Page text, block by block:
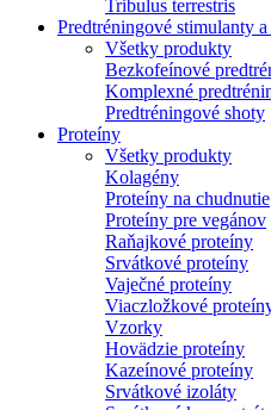
Tribulus terrestris
Predtréningové stimulanty
Všetky produkty
Bezkofeínové
Komplexné
Predtréningové shoty
Proteíny
Všetky produkty
Kolagény
Proteíny na chudnutie
Proteíny pre vegánov
Raňajkové proteíny
Srvátkové proteíny
Vaječné proteíny
Viaczložkové
Vzorky
Hovädzie proteíny
Kazeínové proteíny
Srvátkové izoláty